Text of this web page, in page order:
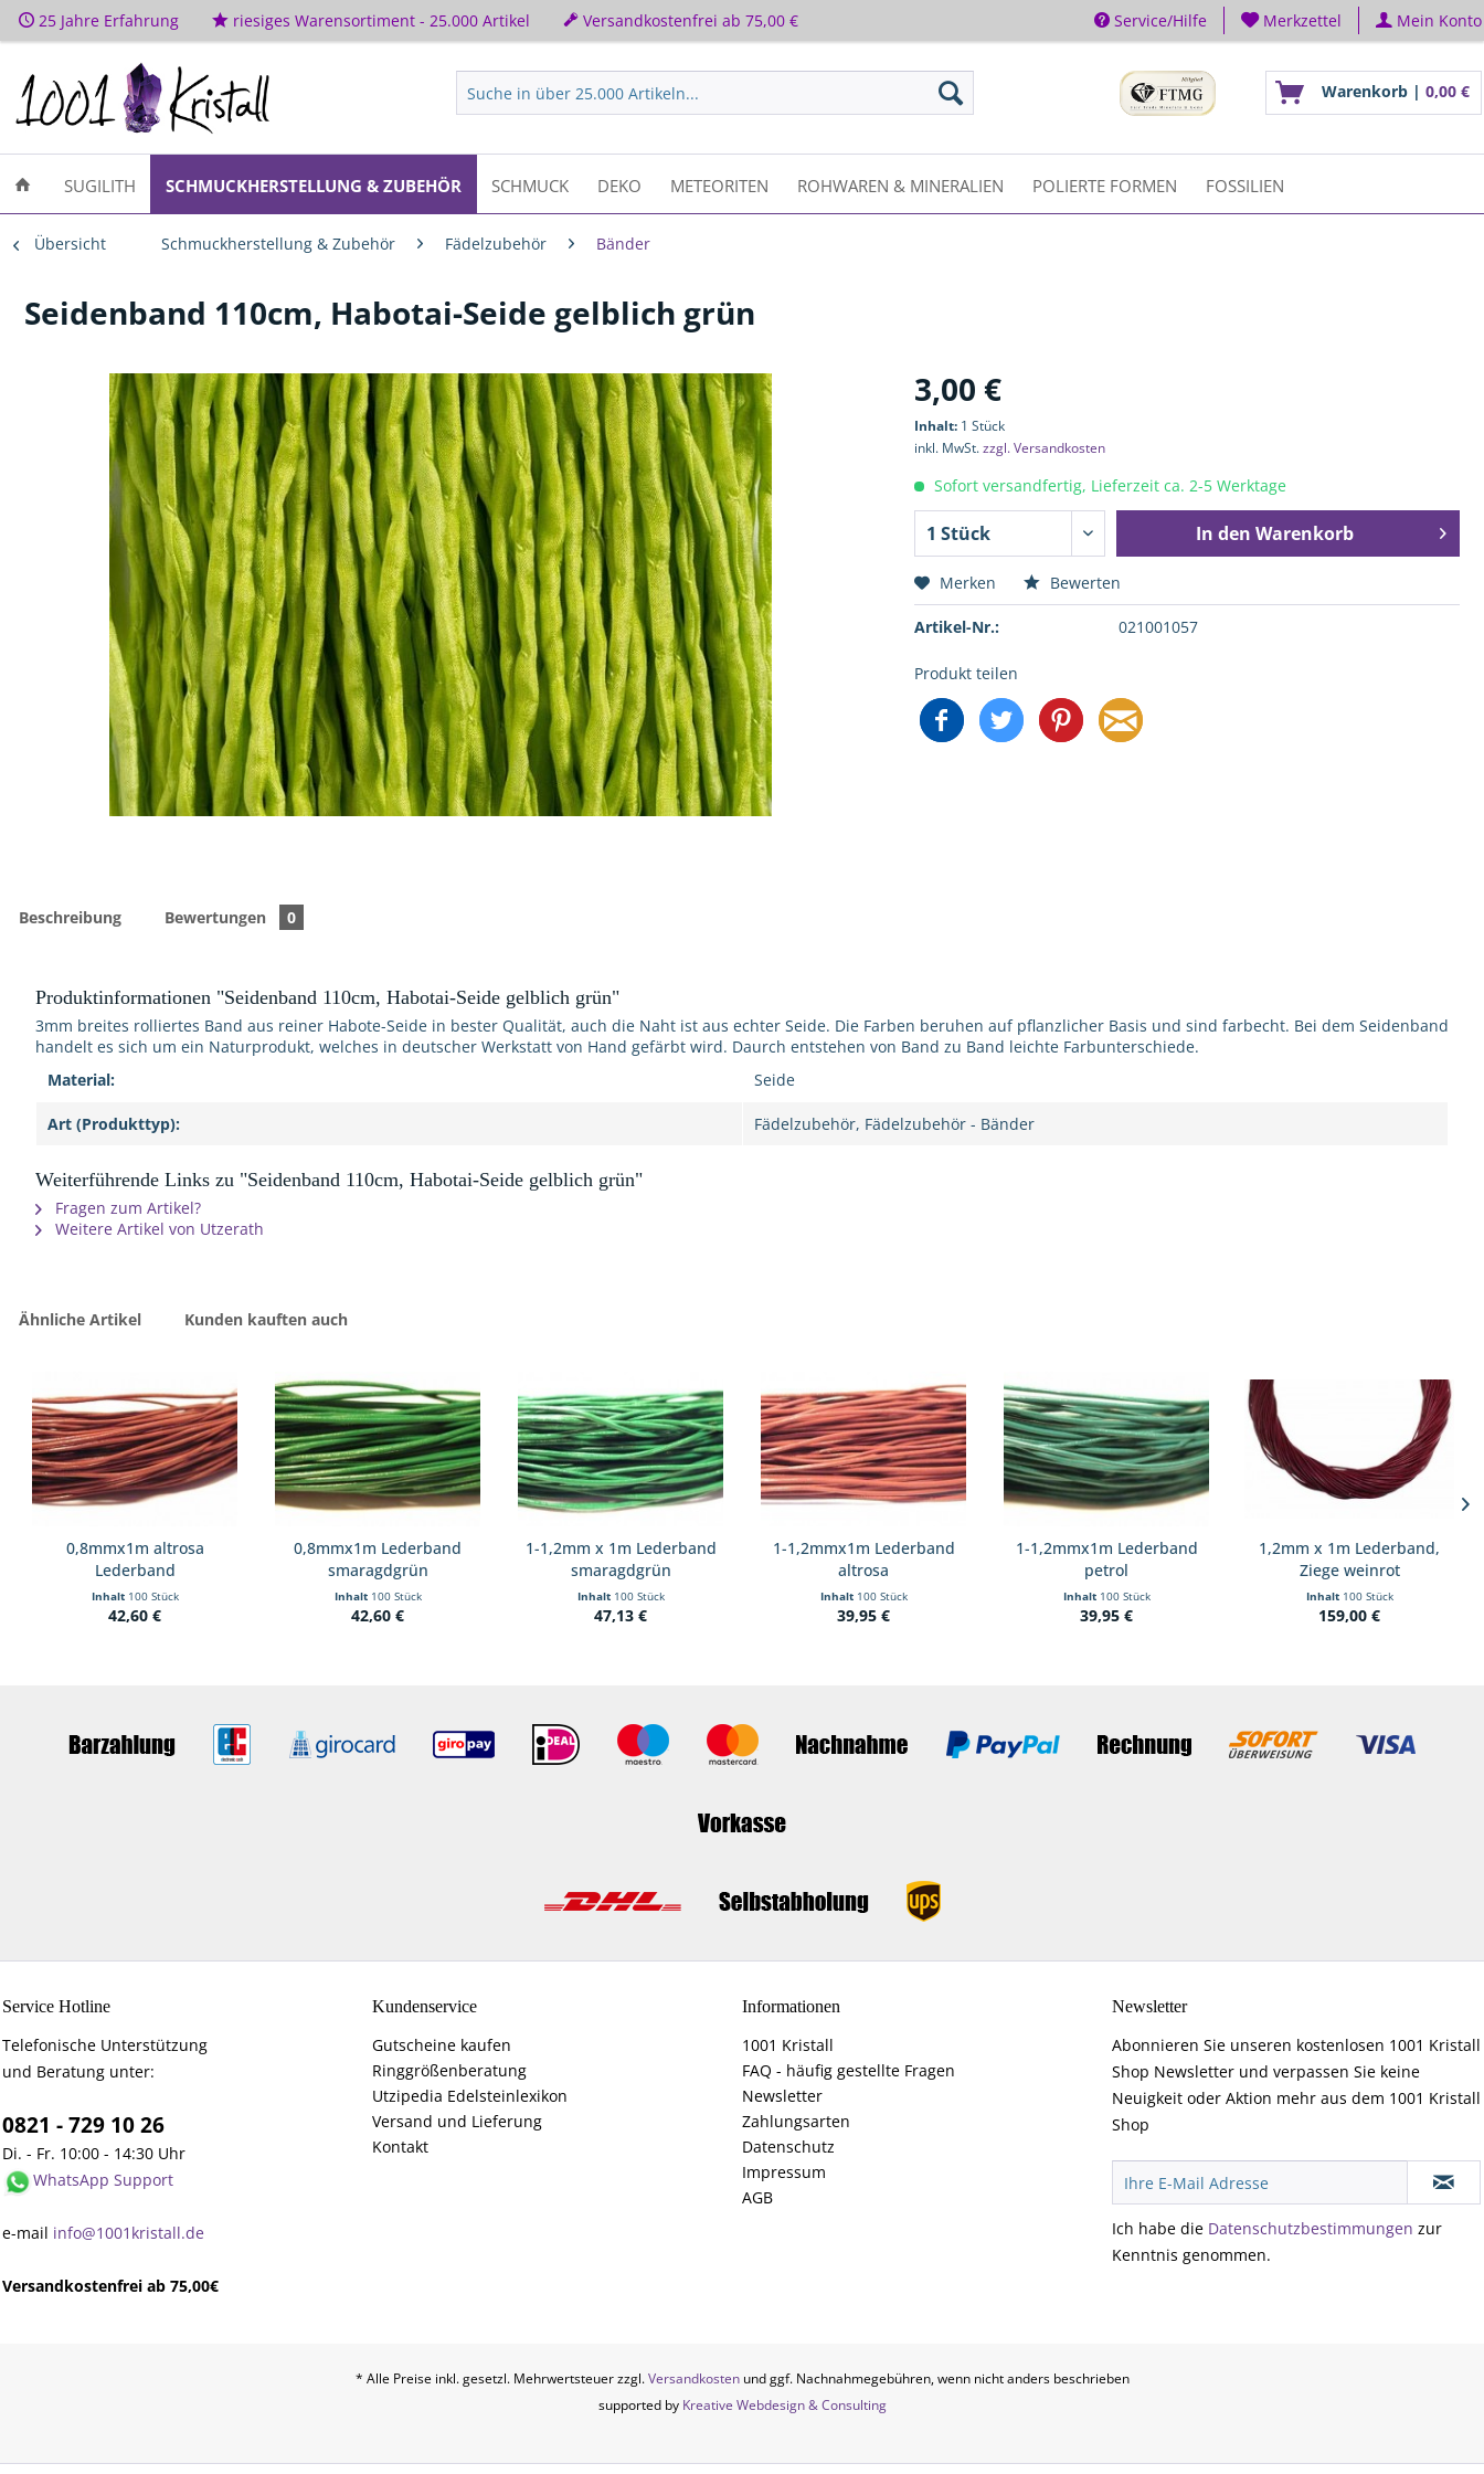
25 Jahre Erfahrung riesiges Warensortiment - 25.000 Artikel Versandkostenfrei ab 75,00 € Service/Hilfe Merkzettel Mein Konto
Warenkorb | 0,00 €
SUGILITH SCHMUCKHERSTELLUNG & ZUBEHÖR SCHMUCK DEKO METEORITEN ROHWAREN & MINERALIEN POLIERTE FORMEN FOSSILIEN
Übersicht Schmuckherstellung & Zubehör Fädelzubehör Bänder
Seidenband 110cm, Habotai-Seide gelblich grün
3,00 €
Inhalt: 1 Stück
inkl. MwSt.zzgl. Versandkosten
Sofort versandfertig, Lieferzeit ca. 2-5 Werktage
In den Warenkorb
Merken Bewerten
Artikel-Nr.: 021001057
Produkt teilen
Beschreibung Bewertungen 0
Produktinformationen "Seidenband 110cm, Habotai-Seide gelblich grün"
3mm breites rolliertes Band aus reiner Habote-Seide in bester Qualität, auch die Naht ist aus echter Seide. Die Farben beruhen auf pflanzlicher Basis und sind farbecht. Bei dem Seidenband
handelt es sich um ein Naturprodukt, welches in deutscher Werkstatt von Hand gefärbt wird. Daurch entstehen von Band zu Band leichte Farbunterschiede.
Material:
Seide
Art (Produkttyp): Fädelzubehör, Fädelzubehör - Bänder
Weiterführende Links zu "Seidenband 110cm, Habotai-Seide gelblich grün"
Fragen zum Artikel?
Weitere Artikel von Utzerath
Ähnliche Artikel Kunden kauften auch
0,8mmx1m altrosa
Lederband
Inhalt 100 Stück
42,60 €
0,8mmx1m Lederband
smaragdgrün
Inhalt 100 Stück
42,60 €
1-1,2mm x 1m Lederband
smaragdgrün
Inhalt 100 Stück
47,13 €
1-1,2mmx1m Lederband
altrosa
Inhalt 100 Stück
39,95 €
1-1,2mmx1m Lederband
petrol
Inhalt 100 Stück
39,95 €
1,2mm x 1m Lederband,
Ziege weinrot
Inhalt 100 Stück
159,00 €
Service Hotline
Telefonische Unterstützung
und Beratung unter:
0821 - 729 10 26
Di. - Fr. 10:00 - 14:30 Uhr
WhatsApp Support
e-mail info@1001kristall.de
Versandkostenfrei ab 75,00€
Kundenservice
Gutscheine kaufen
Ringgrößenberatung
Utzipedia Edelsteinlexikon
Versand und Lieferung
Kontakt
Informationen
1001 Kristall
FAQ - häufig gestellte Fragen
Newsletter
Zahlungsarten
Datenschutz
Impressum
AGB
Newsletter
Abonnieren Sie unseren kostenlosen 1001 Kristall
Shop Newsletter und verpassen Sie keine
Neuigkeit oder Aktion mehr aus dem 1001 Kristall
Shop
Ich habe die Datenschutzbestimmungen zur
Kenntnis genommen.
* Alle Preise inkl. gesetzl. Mehrwertsteuer zzgl.Versandkostenund ggf. Nachnahmegebühren, wenn nicht anders beschrieben
supported by Kreative Webdesign & Consulting